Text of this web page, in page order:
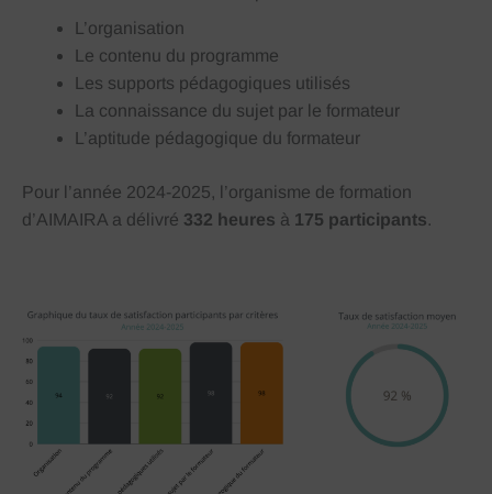
L’organisation
Le contenu du programme
Les supports pédagogiques utilisés
La connaissance du sujet par le formateur
L’aptitude pédagogique du formateur
Pour l’année 2024-2025, l’organisme de formation
d’AIMAIRA a délivré 332 heures à 175 participants.